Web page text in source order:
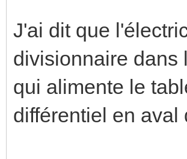
J'ai dit que
divisionnaire dans
qui alimente le
différentiel en aval